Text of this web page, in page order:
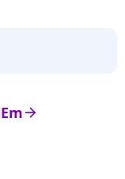
arrow_right